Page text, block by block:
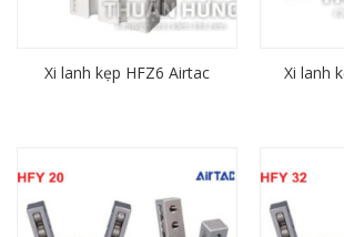
Xi lanh kẹp HFZ6 Airtac Xi lanh